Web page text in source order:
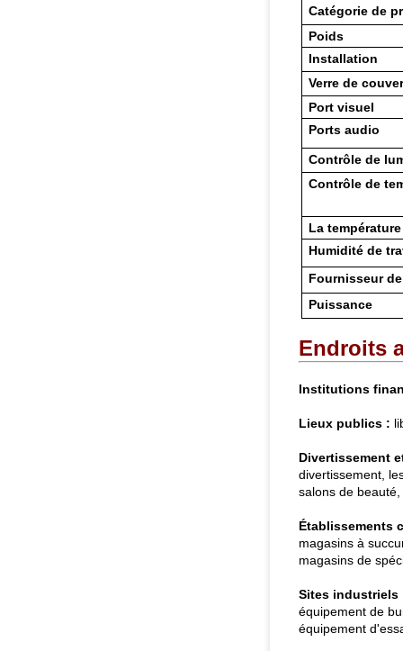
Catégorie de
Poids
Installation
Verre de
Port visuel
Ports audio
Contrôle de
Contrôle de
La
Humidité de
Fournisseur
Puissance
Endroits
Institutions
Lieux publics :
Divertissement
divertissement,
salons de
Établissements
magasins à
magasins de
Sites industriels
équipement de
équipement